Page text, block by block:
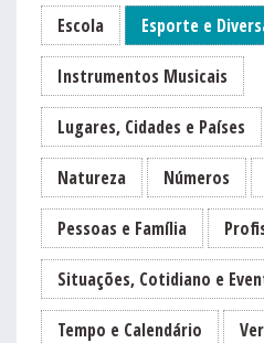
Escola Esporte e
Instrumentos Musicais
Lugares, Cidades e Países
Natureza Números
Pessoas e Família
Situações, Cotidiano e
Tempo e Calendário